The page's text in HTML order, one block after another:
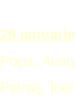
29
Popa,
Petraş,